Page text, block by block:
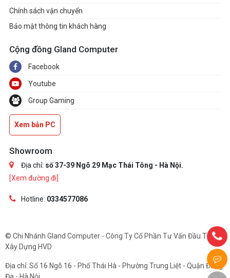
Chính sách vận chuyển
Bảo mật thông tin khách hàng
Cộng đồng Gland Computer
Facebook
Youtube
Group Gaming
Xem bản PC
Showroom
Địa chỉ: số 37-39 Ngõ 29 Mạc Thái Tông - Hà Nội.
[Xem đường đi]
Hotline: 0334577086
© Chi Nhánh Gland Computer - Công Ty Cổ Phần Tư Vấn Đầu Tư Và
Xây Dựng HVD
Địa chỉ: Số 16 Ngõ 16 - Phố Thái Hà - Phường Trung Liệt - Quận Đống